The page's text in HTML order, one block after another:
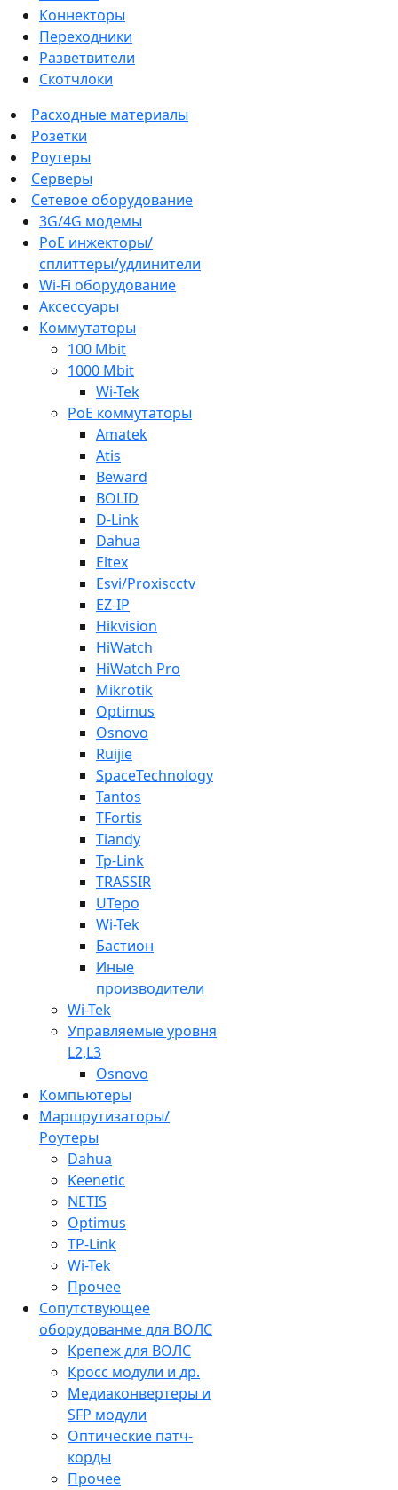
Коннекторы
Переходники
Разветвители
Скотчлоки
Расходные материалы
Розетки
Роутеры
Серверы
Сетевое оборудование
3G/4G модемы
PoE инжекторы/
сплиттеры/удлинители
Wi-Fi оборудование
Аксессуары
Коммутаторы
100 Mbit
1000 Mbit
Wi-Tek
PoE коммутаторы
Amatek
Atis
Beward
BOLID
D-Link
Dahua
Eltex
Esvi/Proxiscctv
EZ-IP
Hikvision
HiWatch
HiWatch Pro
Mikrotik
Optimus
Osnovo
Ruijie
SpaceTechnology
Tantos
TFortis
Tiandy
Tp-Link
TRASSIR
UTepo
Wi-Tek
Бастион
Иные
производители
Wi-Tek
Управляемые уровня
L2,L3
Osnovo
Компьютеры
Маршрутизаторы/
Роутеры
Dahua
Keenetic
NETIS
Optimus
TP-Link
Wi-Tek
Прочее
Сопутствующее
оборудованме для ВОЛС
Крепеж для ВОЛС
Кросс модули и др.
Медиаконвертеры и
SFP модули
Оптические патч-
корды
Прочее